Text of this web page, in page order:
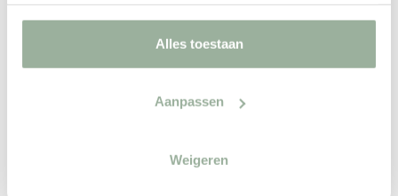
Alles toestaan
Aanpassen
Weigeren
€ 899,00